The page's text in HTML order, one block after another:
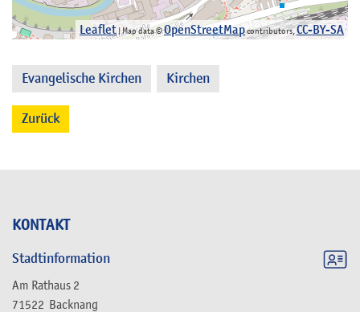
KONTAKT
Stadtinformation
Am Rathaus 2
71522 Backnang
Leaflet | Map data ©OpenStreetMapcontributors,CC-BY-SA
Evangelische Kirchen Kirchen
Zurück